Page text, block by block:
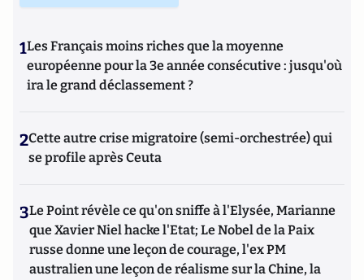
1Les Français moins riches que la moyenne
européenne pour la 3e année consécutive : jusqu'où
ira le grand déclassement ?
2Cette autre crise migratoire (semi-orchestrée) qui
se profile après Ceuta
3Le Point révèle ce qu'on sniffe à l'Elysée, Marianne
que Xavier Niel hacke l'Etat; Le Nobel de la Paix
russe donne une leçon de courage, l'ex PM
australien une leçon de réalisme sur la Chine, la